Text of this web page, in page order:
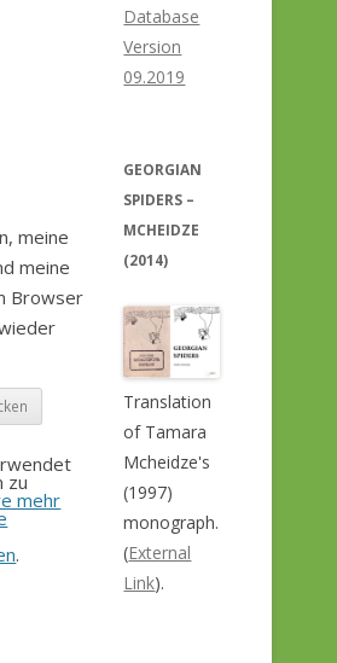
meine
meine
Browser
zu
mehr
.
Database
Version
09.2019
GEORGIAN
SPIDERS –
MCHEIDZE
(2014)
Translation
of Tamara
Mcheidze's
(1997)
monograph.
(External
Link).